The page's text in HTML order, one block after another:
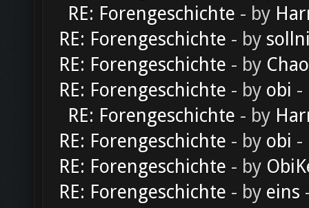
RE: Forengeschichte - by
RE: Forengeschichte - by
RE: Forengeschichte - by
RE: Forengeschichte - by obi -
RE: Forengeschichte - by
RE: Forengeschichte - by obi -
RE: Forengeschichte - by
RE: Forengeschichte - by eins